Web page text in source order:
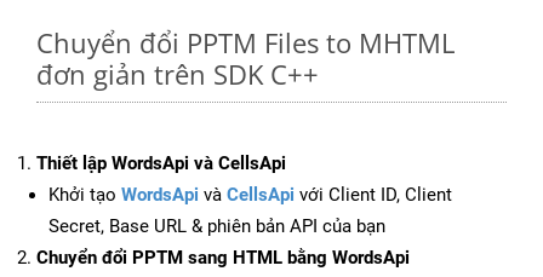
Chuyển đổi PPTM Files to MHTML
đơn giản trên SDK C++
Thiết lập WordsApi và CellsApi
Khởi tạo WordsApi và CellsApi với Client ID, Client
Secret, Base URL & phiên bản API của bạn
Chuyển đổi PPTM sang HTML bằng WordsApi